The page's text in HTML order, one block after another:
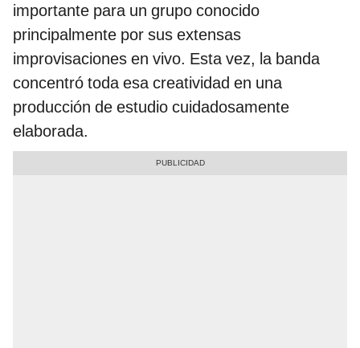
importante para un grupo conocido
principalmente por sus extensas
improvisaciones en vivo. Esta vez, la banda
concentró toda esa creatividad en una
producción de estudio cuidadosamente
elaborada.